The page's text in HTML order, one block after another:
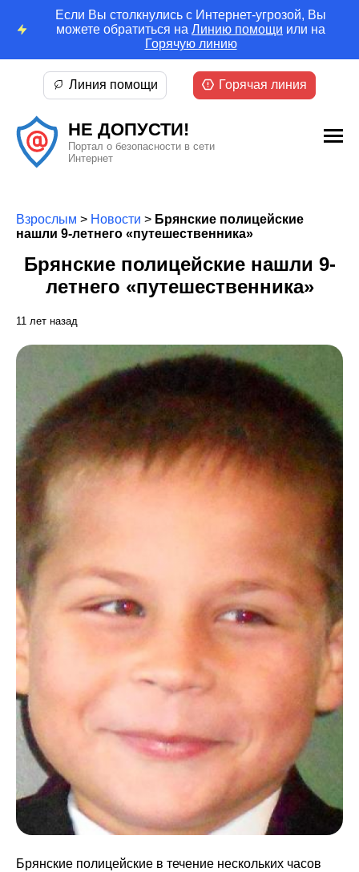
Если Вы столкнулись с Интернет-угрозой, Вы
можете обратиться на Линию помощи или на
Горячую линию
НЕ ДОПУСТИ!
Портал о безопасности в сети
Интернет
Линия помощи Горячая линия
Взрослым > Новости > Брянские полицейские
нашли 9-летнего «путешественника»
Брянские полицейские нашли 9-
летнего «путешественника»
11 лет назад
Брянские полицейские в течение нескольких часов